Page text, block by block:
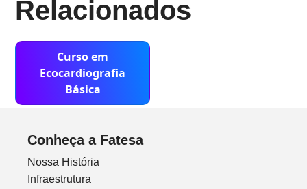
Relacionados
Curso em
Ecocardiografia
Básica
Conheça a Fatesa
Nossa História
Infraestrutura